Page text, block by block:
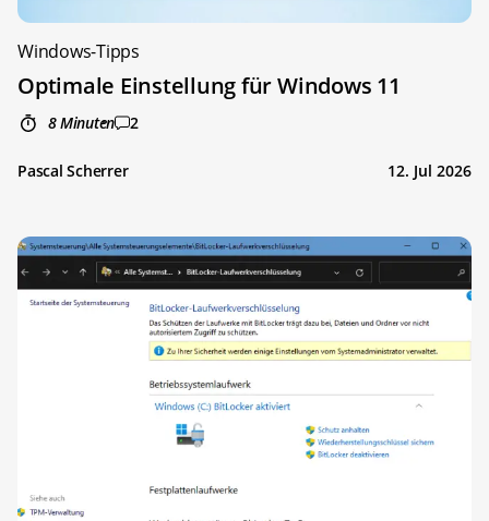
Windows-Tipps
Optimale Einstellung für Windows 11
8 Minuten 2
Pascal Scherrer 12. Jul 2026